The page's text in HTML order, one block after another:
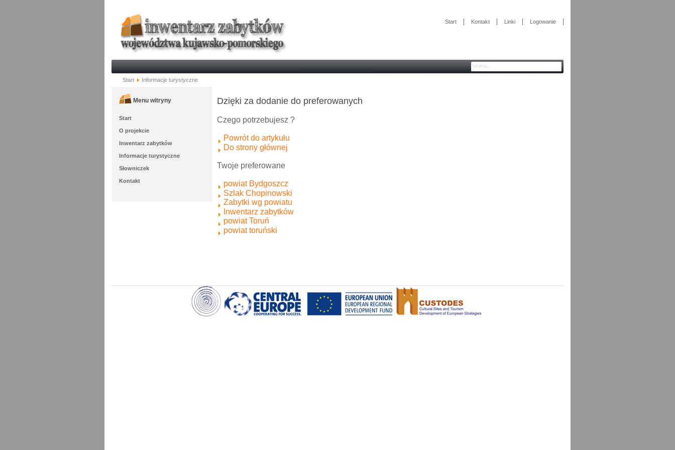
Start Kontakt Linki Logowanie
Start Informacje turystyczne
Menu witryny
Start
O projekcie
Inwentarz zabytków
Informacje turystyczne
Słowniczek
Kontakt
Dzięki za dodanie do preferowanych
Czego potrzebujesz ?
Powrót do artykułu
Do strony głównej
Twoje preferowane
powiat Bydgoszcz
Szlak Chopinowski
Zabytki wg powiatu
Inwentarz zabytków
powiat Toruń
powiat toruński